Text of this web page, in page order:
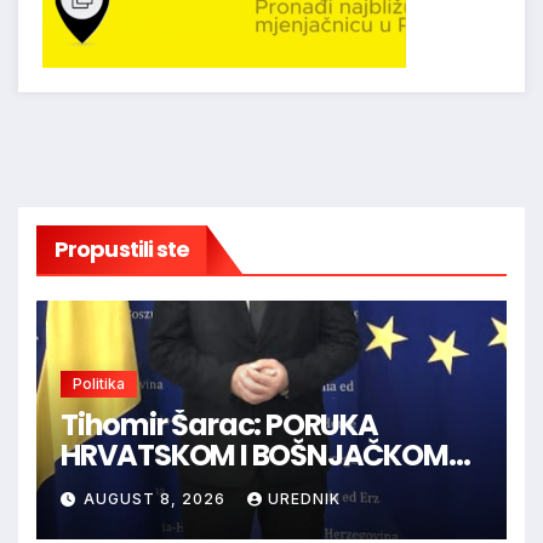
Propustili ste
Politika
Tihomir Šarac: PORUKA
HRVATSKOM I BOŠNJAČKOM
NARODU U BiH
AUGUST 8, 2026 UREDNIK